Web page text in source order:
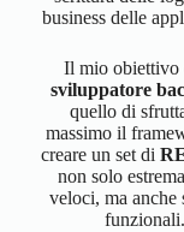
business delle
Il mio obiettivo
sviluppatore
quello di
massimo il
creare un set di
non solo
veloci, ma anche
funzionali.